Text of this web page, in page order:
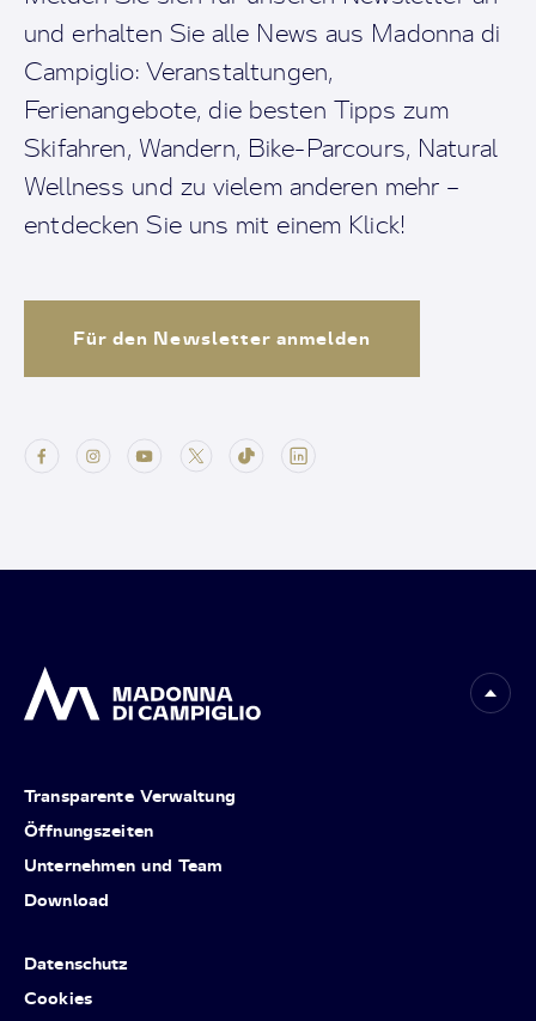
und erhalten Sie alle News aus Madonna di
Campiglio: Veranstaltungen,
Ferienangebote, die besten Tipps zum
Skifahren, Wandern, Bike-Parcours, Natural
Wellness und zu vielem anderen mehr –
entdecken Sie uns mit einem Klick!
Für den Newsletter anmelden
Transparente Verwaltung
Öffnungszeiten
Unternehmen und Team
Download
Datenschutz
Cookies